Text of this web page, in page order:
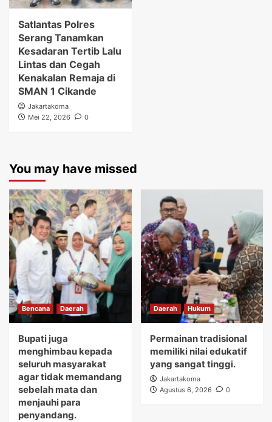
Satlantas Polres
Serang Tanamkan
Kesadaran Tertib Lalu
Lintas dan Cegah
Kenakalan Remaja di
SMAN 1 Cikande
Jakartakoma
Mei 22, 2026
0
You may have missed
Bencana Daerah
Bupati juga
menghimbau kepada
seluruh masyarakat
agar tidak memandang
sebelah mata dan
menjauhi para
penyandang.
Daerah Hukum
Permainan tradisional
memiliki nilai edukatif
yang sangat tinggi.
Jakartakoma
Agustus 6, 2026
0